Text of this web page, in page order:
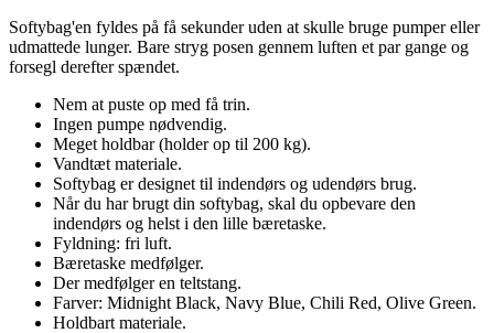
Softybag'en fyldes på få sekunder uden at skulle bruge pumper eller
udmattede lunger. Bare stryg posen gennem luften et par gange og
forsegl derefter spændet.
Nem at puste op med få trin.
Ingen pumpe nødvendig.
Meget holdbar (holder op til 200 kg).
Vandtæt materiale.
Softybag er designet til indendørs og udendørs brug.
Når du har brugt din softybag, skal du opbevare den
indendørs og helst i den lille bæretaske.
Fyldning: fri luft.
Bæretaske medfølger.
Der medfølger en teltstang.
Farver: Midnight Black, Navy Blue, Chili Red, Olive Green.
Holdbart materiale.